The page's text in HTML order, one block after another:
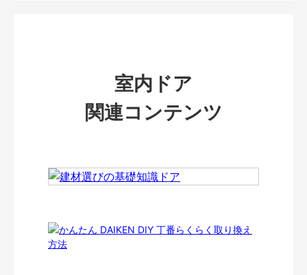
室内ドア
関連コンテンツ